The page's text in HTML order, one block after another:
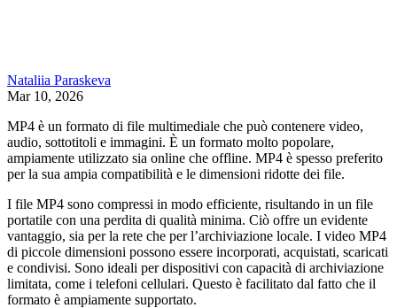
Nataliia Paraskeva
Mar 10, 2026
MP4 è un formato di file multimediale che può contenere video,
audio, sottotitoli e immagini. È un formato molto popolare,
ampiamente utilizzato sia online che offline. MP4 è spesso preferito
per la sua ampia compatibilità e le dimensioni ridotte dei file.
I file MP4 sono compressi in modo efficiente, risultando in un file
portatile con una perdita di qualità minima. Ciò offre un evidente
vantaggio, sia per la rete che per l’archiviazione locale. I video MP4
di piccole dimensioni possono essere incorporati, acquistati, scaricati
e condivisi. Sono ideali per dispositivi con capacità di archiviazione
limitata, come i telefoni cellulari. Questo è facilitato dal fatto che il
formato è ampiamente supportato.